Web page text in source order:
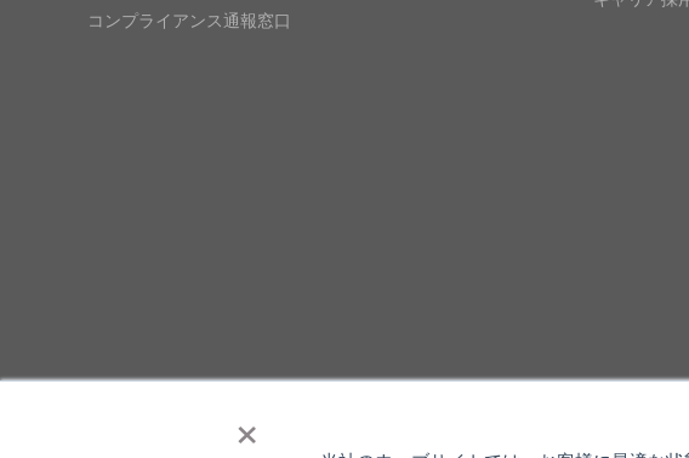
×
コンプライアンス通報窓口